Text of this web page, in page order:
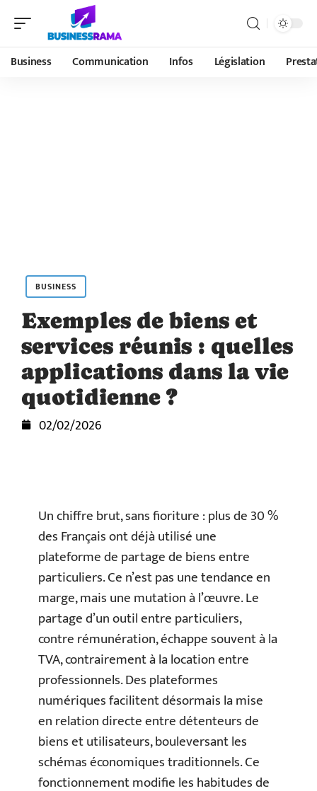
Business Communication Infos Législation
BUSINESS
Exemples de biens et
services réunis : quelles
applications dans la vie
quotidienne ?
02/02/2026
Un chiffre brut, sans fioriture : plus de 30 %
des Français ont déjà utilisé une
plateforme de partage de biens entre
particuliers. Ce n’est pas une tendance en
marge, mais une mutation à l’œuvre. Le
partage d’un outil entre particuliers,
contre rémunération, échappe souvent à la
TVA, contrairement à la location entre
professionnels. Des plateformes
numériques facilitent désormais la mise
en relation directe entre détenteurs de
biens et utilisateurs, bouleversant les
schémas économiques traditionnels. Ce
fonctionnement modifie les habitudes de